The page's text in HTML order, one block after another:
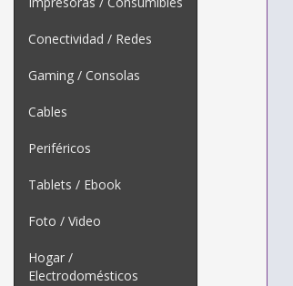
Conectividad / Redes
Gaming / Consolas
Cables
Periféricos
Tablets / Ebook
Foto / Video
Hogar /
Electrodomésticos